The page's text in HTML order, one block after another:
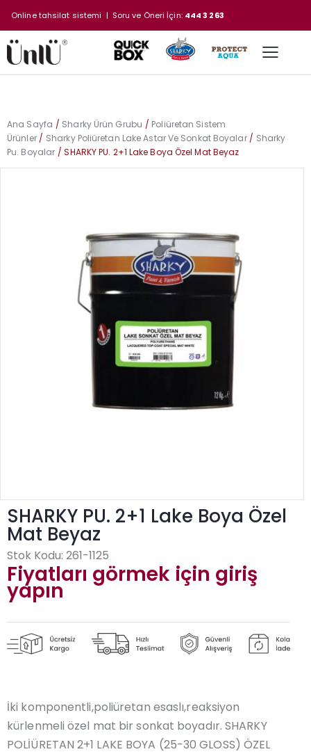
Online tahsilat sistemi | Soru ve Öneri İçin: 444 3 263
Ana Sayfa Sharky Ürün Grubu
Poliüretan Sistem
Ürünler
Sharky Poliüretan Lake Astar Ve Sonkat Boyalar
Sharky
Pu. Boyalar
SHARKY PU. 2+1 Lake Boya Özel Mat Beyaz
SHARKY PU. 2+1 Lake Boya Özel
Mat Beyaz
Stok Kodu: 261-1125
Fiyatları görmek için giriş
yapın
İki komponentli,poliüretan esaslı,reaksiyon
kürlenmeli özel mat bir sonkat boyadır. SHARKY
POLİÜRETAN 2+1 LAKE BOYA (25-30 GLOSS) ÖZEL